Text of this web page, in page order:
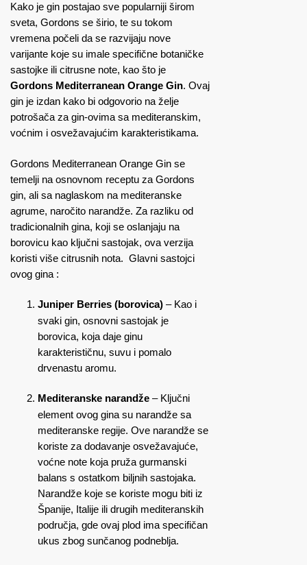
Kako je gin postajao sve popularniji širom
sveta, Gordons se širio, te su tokom
vremena počeli da se razvijaju nove
varijante koje su imale specifične botaničke
sastojke ili citrusne note, kao što je
Gordons Mediterranean Orange Gin. Ovaj
gin je izdan kako bi odgovorio na želje
potrošača za gin-ovima sa mediteranskim,
voćnim i osvežavajućim karakteristikama.
Gordons Mediterranean Orange Gin se
temelji na osnovnom receptu za Gordons
gin, ali sa naglaskom na mediteranske
agrume, naročito narandže. Za razliku od
tradicionalnih gina, koji se oslanjaju na
borovicu kao ključni sastojak, ova verzija
koristi više citrusnih nota. Glavni sastojci
ovog gina :
Juniper Berries (borovica) – Kao i
svaki gin, osnovni sastojak je
borovica, koja daje ginu
karakterističnu, suvu i pomalo
drvenastu aromu.
Mediteranske narandže – Ključni
element ovog gina su narandže sa
mediteranske regije. Ove narandže se
koriste za dodavanje osvežavajuće,
voćne note koja pruža gurmanski
balans s ostatkom biljnih sastojaka.
Narandže koje se koriste mogu biti iz
Španije, Italije ili drugih mediteranskih
područja, gde ovaj plod ima specifičan
ukus zbog sunčanog podneblja.